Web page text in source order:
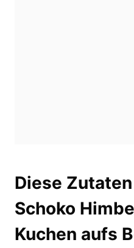
Diese
Schoko
Kuchen aufs